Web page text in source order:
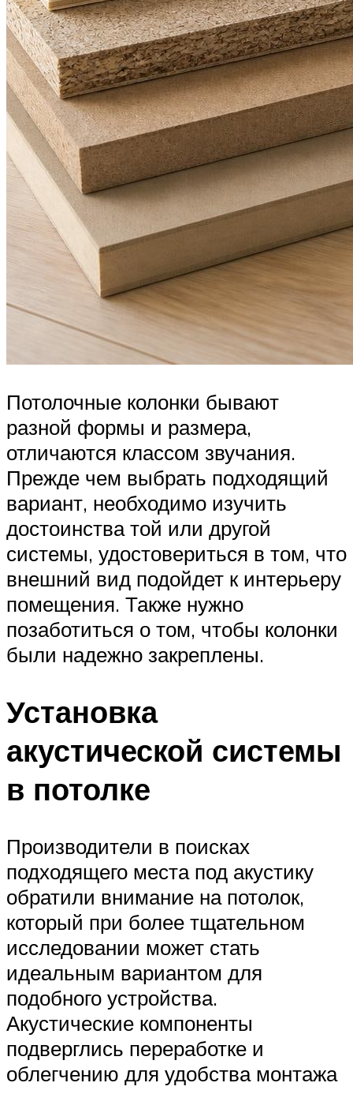
Потолочные колонки бывают
разной формы и размера,
отличаются классом звучания.
Прежде чем выбрать подходящий
вариант, необходимо изучить
достоинства той или другой
системы, удостовериться в том, что
внешний вид подойдет к интерьеру
помещения. Также нужно
позаботиться о том, чтобы колонки
были надежно закреплены.
Установка
акустической системы
в потолке
Производители в поисках
подходящего места под акустику
обратили внимание на потолок,
который при более тщательном
исследовании может стать
идеальным вариантом для
подобного устройства.
Акустические компоненты
подверглись переработке и
облегчению для удобства монтажа